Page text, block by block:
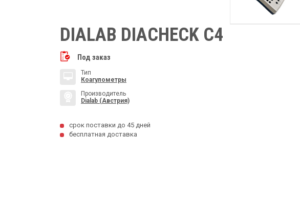
DIALAB DIACHECK C4
Под заказ
Тип
Коагулометры
Производитель
Dialab (Австрия)
срок поставки до 45 дней
бесплатная доставка